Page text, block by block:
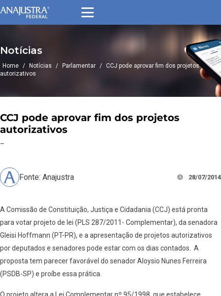
Notícias
Home / Notícias / Parlamentar / CCJ pode aprovar fim dos projetos
autorizativos
CCJ pode aprovar fim dos projetos
autorizativos
–
Fonte: Anajustra 28/07/2014
A Comissão de Constituição, Justiça e Cidadania (CCJ) está pronta
para votar projeto de lei (PLS 287/2011- Complementar), da senadora
Gleisi Hoffmann (PT-PR), e aapresentação de projetos autorizativos
por deputados e senadores pode estar com os dias contados. A
proposta tem parecer favorável do senador Aloysio Nunes Ferreira
(PSDB-SP) e proíbe essa prática.
O projeto altera a Lei Complementar nº 95/1998, que estabelece